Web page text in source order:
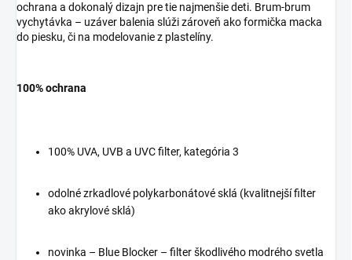
ochrana a dokonalý dizajn pre tie najmenšie deti. Brum-brum
vychytávka – uzáver balenia slúži zároveň ako formička macka
do piesku, či na modelovanie z plastelíny.
100% ochrana
100% UVA, UVB a UVC filter, kategória 3
odolné zrkadlové polykarbonátové sklá (kvalitnejší filter
ako akrylové sklá)
novinka – Blue Blocker – filter škodlivého modrého svetla